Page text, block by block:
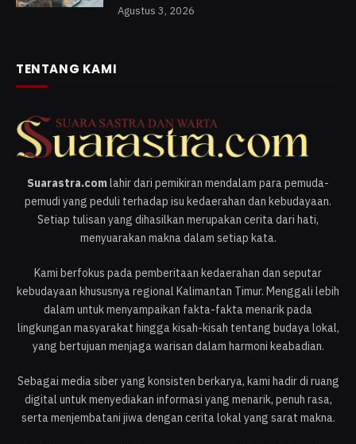
Agustus 3, 2026
TENTANG KAMI
Suarastra.comlahir dari pemikiran mendalam para pemuda-
pemudi yang peduli terhadap isu kedaerahan dan kebudayaan.
Setiap tulisan yang dihasilkan merupakan cerita dari hati,
menyuarakan makna dalam setiap kata.
Kami berfokus pada pemberitaan kedaerahan dan seputar
kebudayaan khususnya regional Kalimantan Timur. Menggali lebih
dalam untuk menyampaikan fakta-fakta menarik pada
lingkungan masyarakat hingga kisah-kisah tentang budaya lokal,
yang bertujuan menjaga warisan dalam harmoni keabadian.
Sebagai media siber yang konsisten berkarya, kami hadir di ruang
digital untuk menyediakan informasi yang menarik, penuh rasa,
serta menjembatani jiwa dengan cerita lokal yang sarat makna.